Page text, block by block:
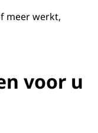
meer werkt,
voor u